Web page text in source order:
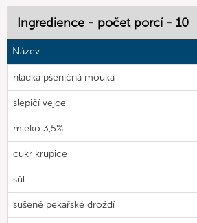
Ingredience - počet porcí - 10
Název
hladká pšeničná mouka
slepičí vejce
mléko 3,5%
cukr krupice
sůl
sušené pekařské droždí